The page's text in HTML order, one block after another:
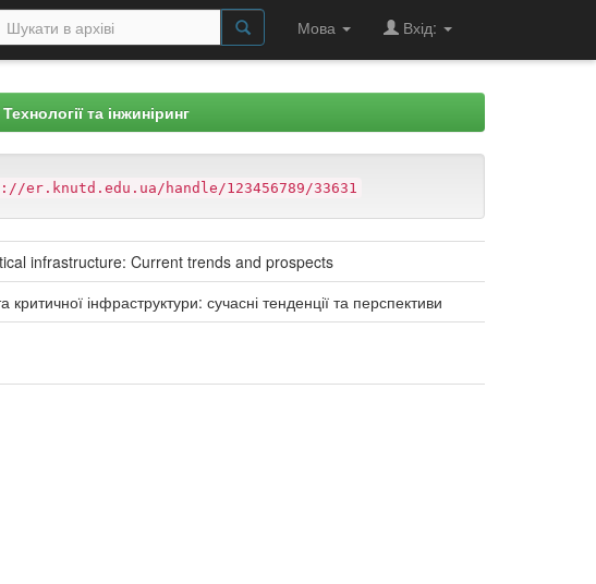
Мова Вхід:
Технології та інжиніринг
er.knutd.edu.ua/handle/123456789/33631
infrastructure: Current trends and prospects
інфраструктури: сучасні тенденції та перспективи